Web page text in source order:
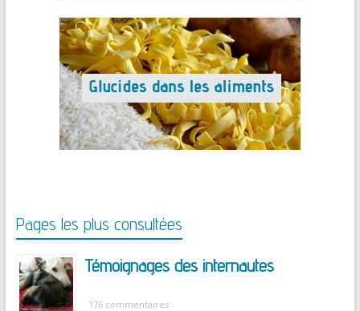
Pages les plus consultées
Témoignages des internautes
176 commentaires